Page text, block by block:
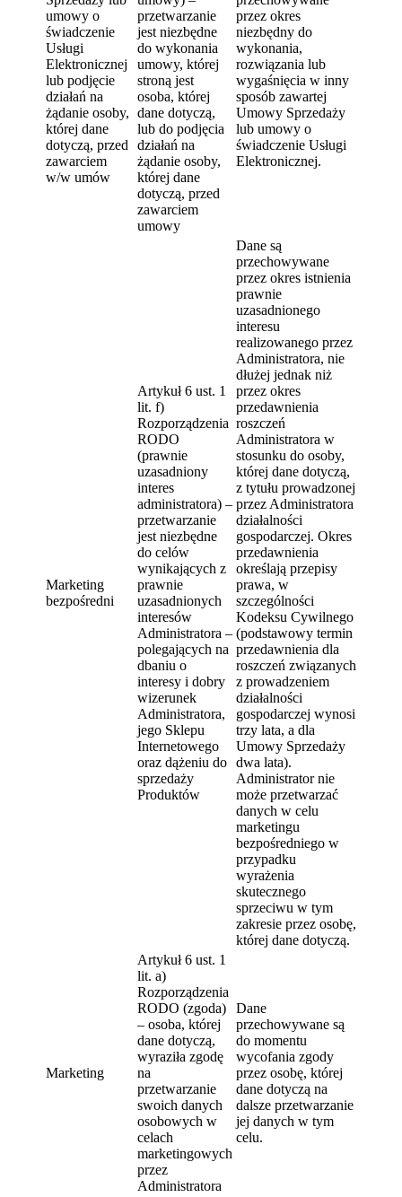
umowy o
świadczenie
Usługi
Elektronicznej
lub podjęcie
działań na
żądanie osoby,
której dane
dotyczą, przed
zawarciem
w/w umów
przetwarzanie
jest niezbędne
do wykonania
umowy, której
stroną jest
osoba, której
dane dotyczą,
lub do podjęcia
działań na
żądanie osoby,
której dane
dotyczą, przed
zawarciem
umowy
przez okres
niezbędny do
wykonania,
rozwiązania lub
wygaśnięcia w inny
sposób zawartej
Umowy Sprzedaży
lub umowy o
świadczenie Usługi
Elektronicznej.
Marketing
bezpośredni
Artykuł 6 ust. 1
lit. f)
Rozporządzenia
RODO
(prawnie
uzasadniony
interes
administratora) –
przetwarzanie
jest niezbędne
do celów
wynikających z
prawnie
uzasadnionych
interesów
Administratora –
polegających na
dbaniu o
interesy i dobry
wizerunek
Administratora,
jego Sklepu
Internetowego
oraz dążeniu do
sprzedaży
Produktów
Dane są
przechowywane
przez okres istnienia
prawnie
uzasadnionego
interesu
realizowanego przez
Administratora, nie
dłużej jednak niż
przez okres
przedawnienia
roszczeń
Administratora w
stosunku do osoby,
której dane dotyczą,
z tytułu prowadzonej
przez Administratora
działalności
gospodarczej. Okres
przedawnienia
określają przepisy
prawa, w
szczególności
Kodeksu Cywilnego
(podstawowy termin
przedawnienia dla
roszczeń związanych
z prowadzeniem
działalności
gospodarczej wynosi
trzy lata, a dla
Umowy Sprzedaży
dwa lata).
Administrator nie
może przetwarzać
danych w celu
marketingu
bezpośredniego w
przypadku
wyrażenia
skutecznego
sprzeciwu w tym
zakresie przez osobę,
której dane dotyczą.
Marketing
Artykuł 6 ust. 1
lit. a)
Rozporządzenia
RODO (zgoda)
– osoba, której
dane dotyczą,
wyraziła zgodę
na
przetwarzanie
swoich danych
osobowych w
celach
marketingowych
przez
Administratora
Dane
przechowywane są
do momentu
wycofania zgody
przez osobę, której
dane dotyczą na
dalsze przetwarzanie
jej danych w tym
celu.